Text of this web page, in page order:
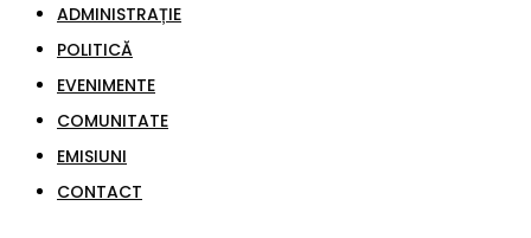
ADMINISTRAȚIE
POLITICĂ
EVENIMENTE
COMUNITATE
EMISIUNI
CONTACT